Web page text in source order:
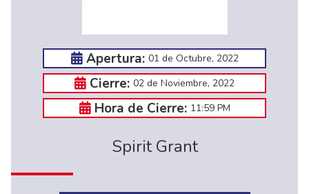
Apertura: 01 de Octubre, 2022
Cierre: 02 de Noviembre, 2022
Hora de Cierre: 11:59 PM
Spirit Grant